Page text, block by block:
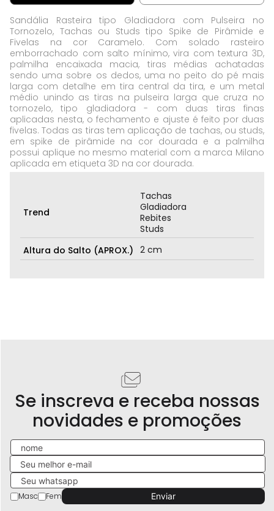
Sandália Rasteira tipo Gladiadora com Pulseira no
Tornozelo, Tachas ou Studs tipo Spike de Pirâmide e
Fivelas na cor Caramelo. Com solado rasteiro
emborrachado com salto mínimo, vira com textura 3D,
palmilha encaixada macia, tiras médias achatadas
sendo uma sobre os dedos, uma no peito do pé mais
larga com detalhe em tira central da tira, e um metal
médio unindo as tiras na pulseira larga que cruza no
tornozelo, tipo gladiadora - com duas tiras finas
aplicadas nesta, o fechamento e ajuste é feito por duas
fivelas. Todas as tiras tem aplicação de tachas, ou studs,
em spike de pirâmide na cor dourada e a palmilha
possui aplique no mesmo material com a marca Milano
aplicada em etiqueta 3D na cor dourada.
Trend
Tachas
Gladiadora
Rebites
Studs
Altura do Salto (APROX.) 2 cm
Se inscreva e receba nossas
novidades e promoções
Masc Fem